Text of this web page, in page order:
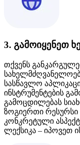
3. გამოიყენეთ
თქვენს
სასწავლო
ინსტრუმენტების
გამოცდილებას
ზოგიერთი რესურსი
კონკრეტული
ლექსიკა – იპოვეთ